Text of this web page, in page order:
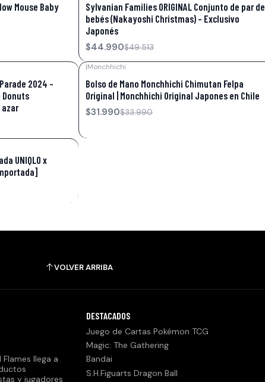
Mouse Baby
Sylvanian Families ORIGINAL Conjunto de par de
bebés (Nakayoshi Christmas) - Exclusivo
Japonés
$44.990$49.513
2024 –
Donuts
|Monchhichi
Bolso de Mano Monchhichi Chimutan Felpa
Original | Monchhichi Original Japones en Chile
$31.990$33.990
UNIQLO x
VOLVER ARRIBA
llega a
y jugadores
DESTACADOS
Juego de Cartas Pokémon TCG
Magic: The Gathering
Bandai
S.H.Figuarts Dragon Ball